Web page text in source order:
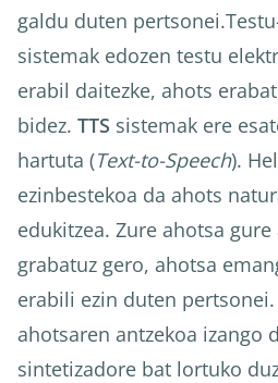
galdu duten
sistemak edozen testu
erabil daitezke, ahots
bidez. TTS sistemak ere
hartuta (Text-to-Speech).
ezinbestekoa da ahots
edukitzea. Zure ahotsa gure
grabatuz gero, ahotsa
erabili ezin duten
ahotsaren antzekoa izango
sintetizadore bat lortuko